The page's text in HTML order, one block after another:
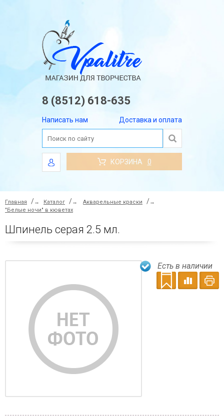
8 (8512) 618-635
Написать нам Доставка и оплата
КОРЗИНА 0
Главная → Каталог → Акварельные краски
→
"Белые ночи" в кюветах
Шпинель серая 2.5 мл.
Есть в наличии